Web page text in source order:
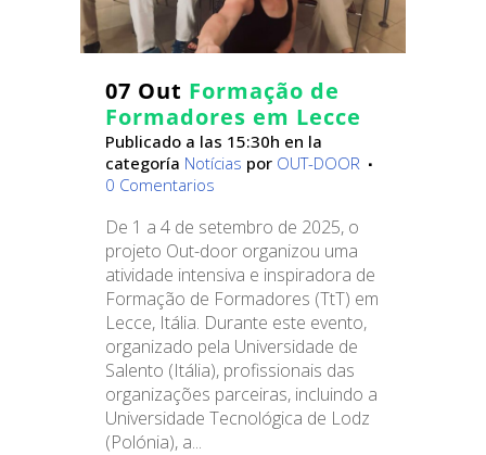
07 Out Formação de
Formadores em Lecce
Publicado a las 15:30h en la
categoría Notícias por OUT-DOOR
0 Comentarios
De 1 a 4 de setembro de 2025, o
projeto Out-door organizou uma
atividade intensiva e inspiradora de
Formação de Formadores (TtT) em
Lecce, Itália. Durante este evento,
organizado pela Universidade de
Salento (Itália), profissionais das
organizações parceiras, incluindo a
Universidade Tecnológica de Lodz
(Polónia), a...